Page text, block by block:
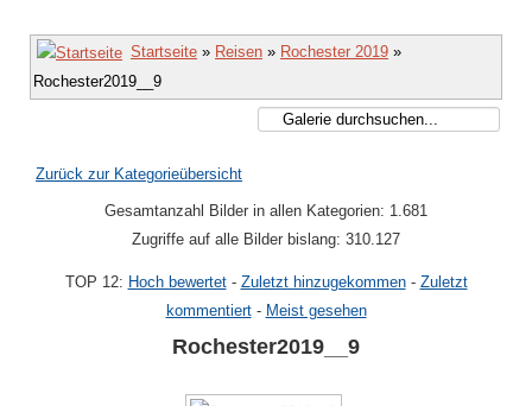
Startseite » Reisen » Rochester 2019 »
Rochester2019__9
Zurück zur Kategorieübersicht
Gesamtanzahl Bilder in allen Kategorien: 1.681
Zugriffe auf alle Bilder bislang: 310.127
TOP 12: Hoch bewertet- Zuletzt hinzugekommen- Zuletzt
kommentiert- Meist gesehen
Rochester2019__9